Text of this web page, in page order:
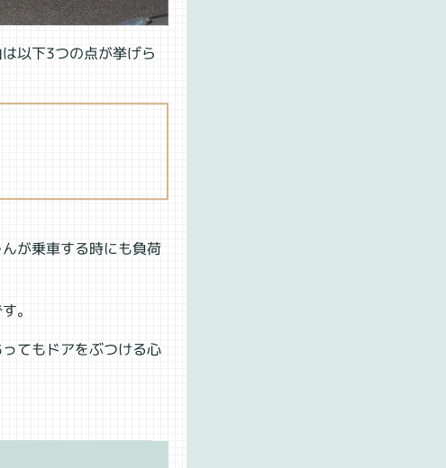
以下3つの点が挙げら
が乗車する時にも負荷
。
てもドアをぶつける心